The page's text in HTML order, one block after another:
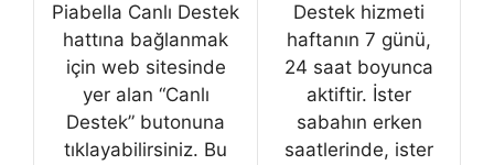
Piabella Canlı Destek
hattına bağlanmak
için web sitesinde
yer alan “Canlı
Destek” butonuna
tıklayabilirsiniz. Bu
Destek hizmeti
haftanın 7 günü,
24 saat boyunca
aktiftir. İster
sabahın erken
saatlerinde, ister